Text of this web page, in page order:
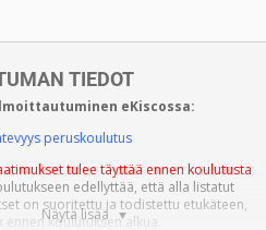
Näytä lisää
TIEDOT
eKiscossa:
peruskoulutus
tulee täyttää ennen koulutusta
edellyttää, että alla listatut
on suoritettu ja todistettu etukäteen,
koulutuksen alkua.